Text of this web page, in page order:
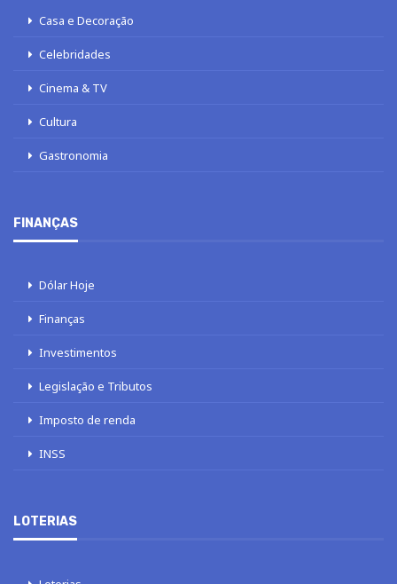
Casa e Decoração
Celebridades
Cinema & TV
Cultura
Gastronomia
FINANÇAS
Dólar Hoje
Finanças
Investimentos
Legislação e Tributos
Imposto de renda
INSS
LOTERIAS